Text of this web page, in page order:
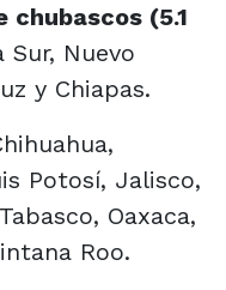
chubascos (5.1
Sur, Nuevo
y Chiapas.
Potosí, Jalisco,
Oaxaca,
Roo.